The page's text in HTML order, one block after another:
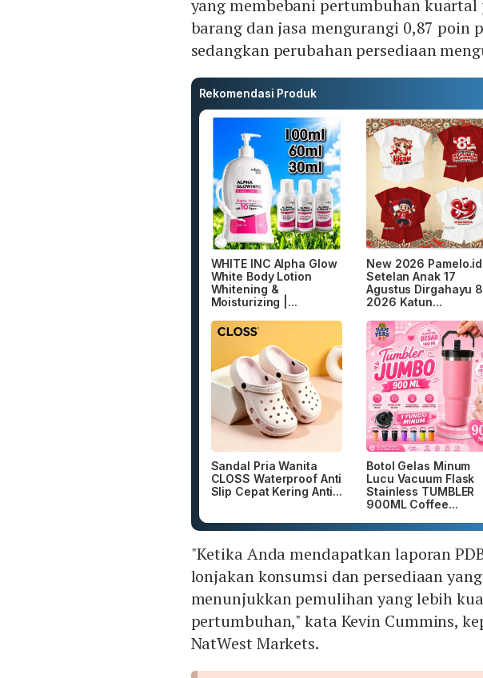
yang membebani pertumbuhan kuartal
barang dan jasa mengurangi 0,87 poin
sedangkan perubahan persediaan
Rekomendasi Produk
WHITE INC Alpha Glow
White Body Lotion
Whitening &
Moisturizing |...
New 2026 Pamelo.id
Setelan Anak 17
Agustus Dirgahayu
2026 Katun...
Sandal Pria Wanita
CLOSS Waterproof Anti
Slip Cepat Kering Anti...
Botol Gelas Minum
Lucu Vacuum Flask
Stainless TUMBLER
900ML Coffee...
"Ketika Anda mendapatkan laporan
lonjakan konsumsi dan persediaan
menunjukkan pemulihan yang lebih
pertumbuhan," kata Kevin Cummins,
NatWest Markets.